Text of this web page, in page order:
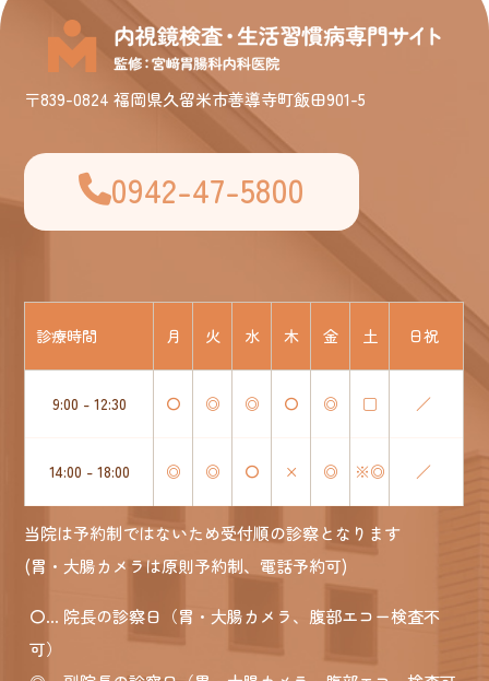
〒839-0824 福岡県久留米市善導寺町飯田901-5
0942-47-5800
診療時間 月 火 水 木 金 土 日祝
9:00 - 12:30 〇 ◎ ◎ 〇 ◎ □ ／
14:00 - 18:00 ◎ ◎ 〇 × ◎ ※◎ ／
当院は予約制ではないため受付順の診察となります
(胃・大腸カメラは原則予約制、電話予約可)
〇... 院長の診察日（胃・大腸カメラ、腹部エコー検査不
可）